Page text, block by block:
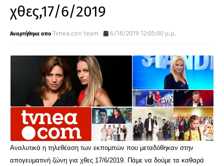
χθες,17/6/2019
Tvnea.con team 6/18/2019 12:05:00 μ.μ.
Αναλυτικά η τηλεθέαση των εκπομπών που μεταδόθηκαν στην
απογευματινή ζώνη για χθες 17/6/2019. Πάμε να δούμε τα καθαρά